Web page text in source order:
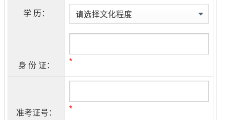
学 历：
身 份 证： *
准考证号： *